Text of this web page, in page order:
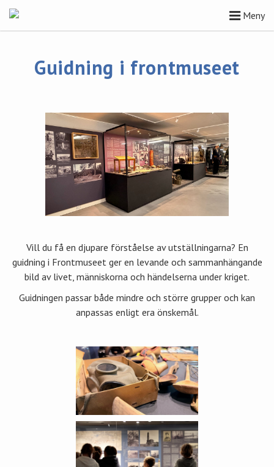
Meny
Guidning i frontmuseet
Vill du få en djupare förståelse av utställningarna? En
guidning i Frontmuseet ger en levande och sammanhängande
bild av livet, människorna och händelserna under kriget.
Guidningen passar både mindre och större grupper och kan
anpassas enligt era önskemål.